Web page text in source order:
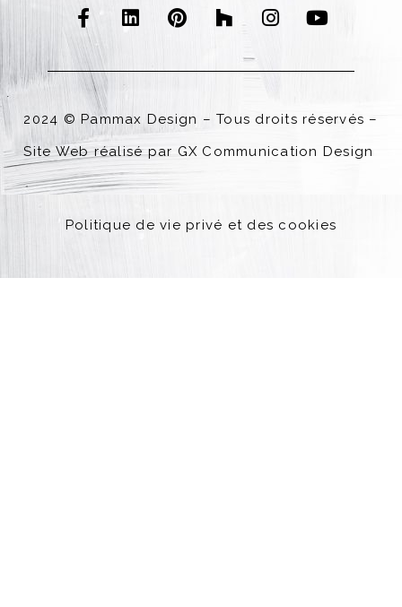
F
a
c
e
b
o
o
k
-
f
L
i
k
d
i
n
P
i
t
r
e
s
H
o
z
I
n
t
g
r
a
Y
o
t
b
e
2024 © Pammax Design – Tous droits réservés –
Site Web réalisé par GX Communication Design
Politique de vie privé et des cookies